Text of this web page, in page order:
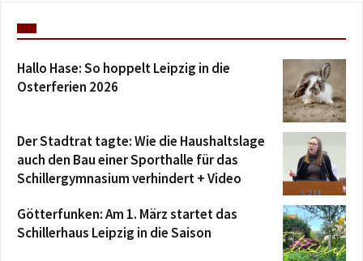
Hallo Hase: So hoppelt Leipzig in die
Osterferien 2026
Der Stadtrat tagte: Wie die Haushaltslage
auch den Bau einer Sporthalle für das
Schillergymnasium verhindert + Video
Götterfunken: Am 1. März startet das
Schillerhaus Leipzig in die Saison